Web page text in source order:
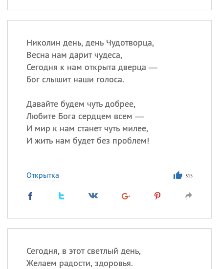
Николин день, день Чудотворца,
Весна нам дарит чудеса,
Сегодня к нам открыта дверца —
Бог слышит наши голоса.
Давайте будем чуть добрее,
Любите Бога сердцем всем —
И мир к нам станет чуть милее,
И жить нам будет без проблем!
Открытка 315
Сегодня, в этот светлый день,
Желаем радости, здоровья.